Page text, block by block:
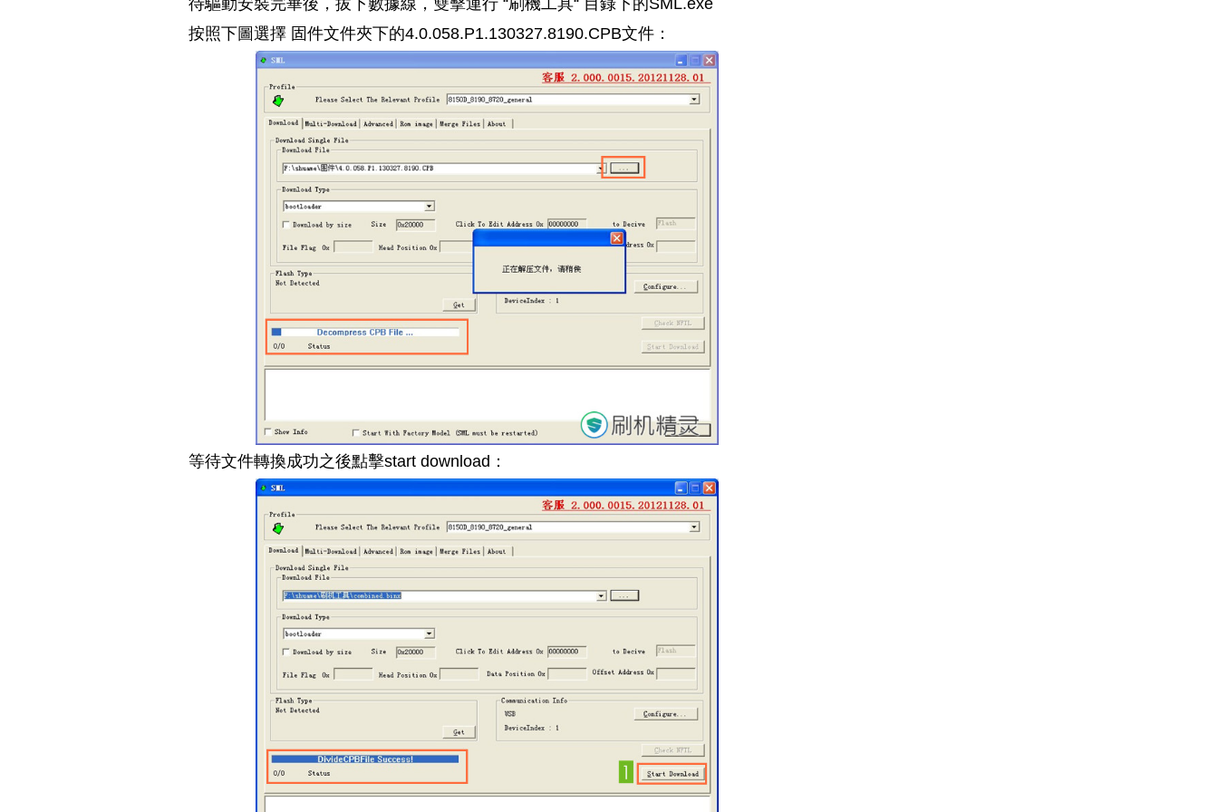
按照下圖選擇 固件文件夾下的4.0.058.P1.130327.8190.CPB文件：
等待文件轉換成功之後點擊start download：